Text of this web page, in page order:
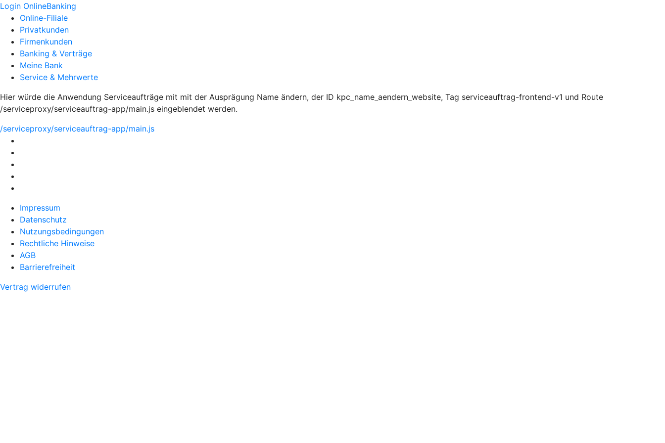
Login OnlineBanking
Online-Filiale
Privatkunden
Firmenkunden
Banking & Verträge
Meine Bank
Service & Mehrwerte
Hier würde die Anwendung Serviceaufträge mit mit der Ausprägung Name ändern, der ID kpc_name_aendern_website, Tag serviceauftrag-frontend-v1 und Route
/serviceproxy/serviceauftrag-app/main.js eingeblendet werden.
/serviceproxy/serviceauftrag-app/main.js
Impressum
Datenschutz
Nutzungsbedingungen
Rechtliche Hinweise
AGB
Barrierefreiheit
Vertrag widerrufen